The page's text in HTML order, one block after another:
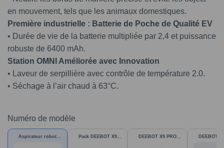
en mouvement, tels que les animaux domestiques.
Première industrielle : Batterie de Poche de Qualité EV
• Durée de vie de la batterie multipliée par 2,4 et puissance
robuste de 6400 mAh.
Station OMNI Améliorée avec Innovation
• Laveur de serpillière avec contrôle de température 2.0.
• Séchage à l’air chaud à 63°C.
Numéro de modèle
Aspirateur robot Pack DEEBOT X9 DEEBOT X9 PRO DEEBOT